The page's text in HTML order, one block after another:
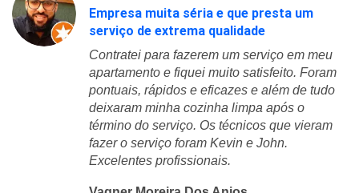
Empresa muita séria e que presta um
serviço de extrema qualidade
Contratei para fazerem um serviço em meu
apartamento e fiquei muito satisfeito. Foram
pontuais, rápidos e eficazes e além de tudo
deixaram minha cozinha limpa após o
término do serviço. Os técnicos que vieram
fazer o serviço foram Kevin e John.
Excelentes profissionais.